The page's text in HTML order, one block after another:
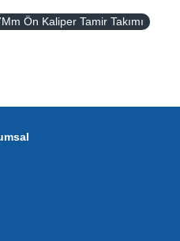
Ön Kaliper Tamir Takımı